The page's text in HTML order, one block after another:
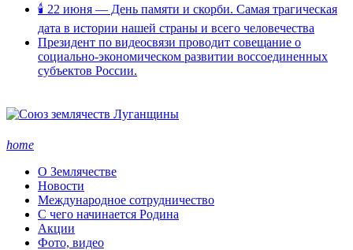
🕯 22 июня — День памяти и скорби. Самая трагическая
дата в истории нашей страны и всего человечества
Президент по видеосвязи проводит совещание о
социально-экономическом развитии воссоединенных
субъектов России.
home
О Землячестве
Новости
Международное сотрудничество
С чего начинается Родина
Акции
Фото, видео